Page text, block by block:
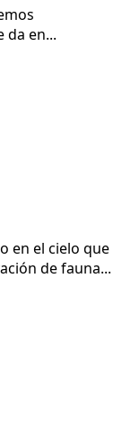
da en...
en el cielo que
de fauna...